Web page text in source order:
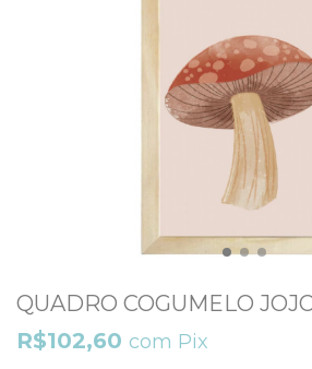
QUADRO COGUMELO
R$102,60 com Pix